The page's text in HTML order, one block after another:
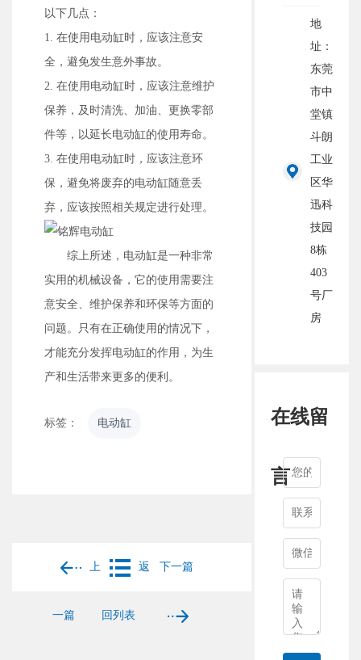
以下几点：
1. 在使用电动缸时，应该注意安
全，避免发生意外事故。
2. 在使用电动缸时，应该注意维护
保养，及时清洗、加油、更换零部
件等，以延长电动缸的使用寿命。
3. 在使用电动缸时，应该注意环
保，避免将废弃的电动缸随意丢
弃，应该按照相关规定进行处理。
综上所述，电动缸是一种非常
实用的机械设备，它的使用需要注
意安全、维护保养和环保等方面的
问题。只有在正确使用的情况下，
才能充分发挥电动缸的作用，为生
产和生活带来更多的便利。
标签： 电动缸
上
一篇
返
回列表
下一篇
地
址：
东莞
市中
堂镇
斗朗
工业
区华
迅科
技园
8栋
403
号厂
房
在线留
言